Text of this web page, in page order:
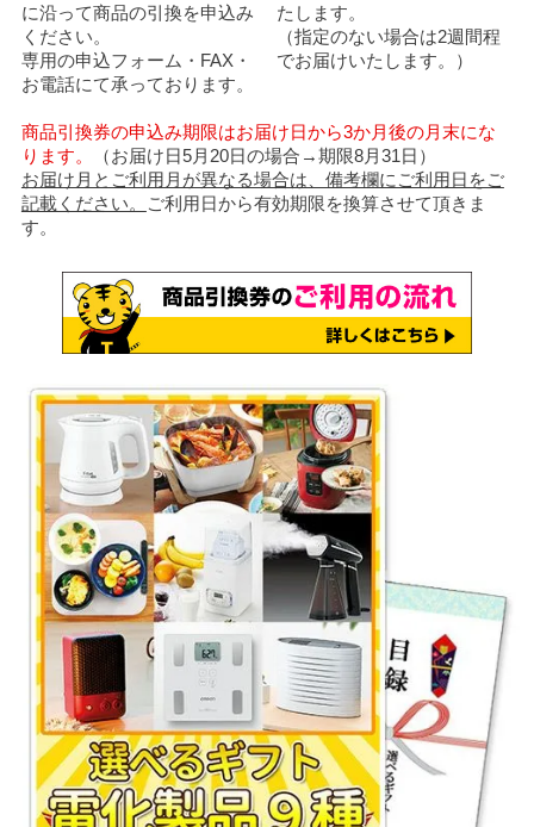
に沿って商品の引換を申込み
ください。
専用の申込フォーム・FAX・
お電話にて承っております。
たします。
（指定のない場合は2週間程
でお届けいたします。）
商品引換券の申込み期限はお届け日から3か月後の月末にな
ります。
（お届け日5月20日の場合→期限8月31日）
お届け月とご利用月が異なる場合は、備考欄にご利用日をご
記載ください。
ご利用日から有効期限を換算させて頂きま
す。